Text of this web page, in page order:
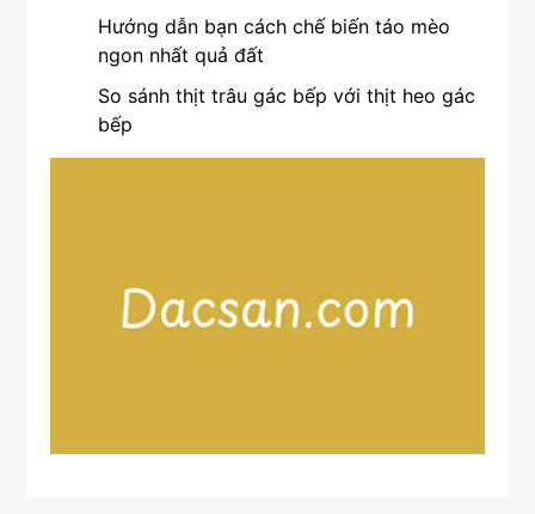
Hướng dẫn bạn cách chế biến táo mèo
ngon nhất quả đất
So sánh thịt trâu gác bếp với thịt heo gác
bếp